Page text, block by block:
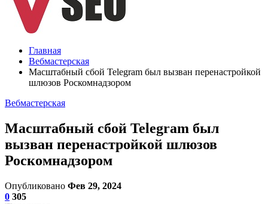
Главная
Вебмастерская
Масштабный сбой Telegram был вызван перенастройкой
шлюзов Роскомнадзором
Вебмастерская
Масштабный сбой Telegram был
вызван перенастройкой шлюзов
Роскомнадзором
Опубликовано Фев 29, 2024
0 305